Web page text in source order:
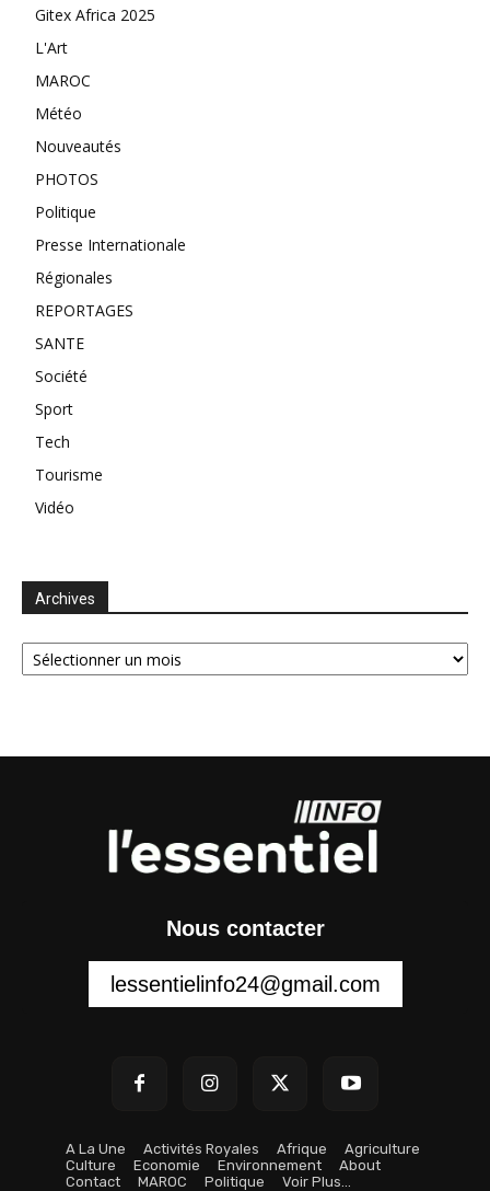
Gitex Africa 2025
L'Art
MAROC
Météo
Nouveautés
PHOTOS
Politique
Presse Internationale
Régionales
REPORTAGES
SANTE
Société
Sport
Tech
Tourisme
Vidéo
Archives
Archives
Nous contacter
lessentielinfo24@gmail.com
A La Une Activités Royales Afrique
Agriculture
Culture
Economie Environnement
About
Contact
MAROC Politique Voir Plus…